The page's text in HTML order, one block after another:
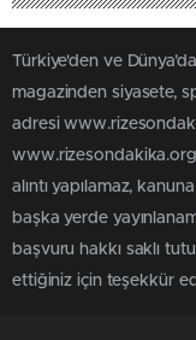
Türkiye'den ve
magazinden siyasete,
adresi
alıntı yapılamaz,
başka yerde
başvuru hakkı saklı
ettiğiniz için teşekkür